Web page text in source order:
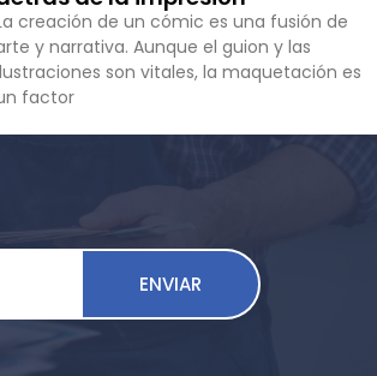
creación de un cómic es una fusión de
y narrativa. Aunque el guion y las
son vitales, la maquetación es
factor
ENVIAR